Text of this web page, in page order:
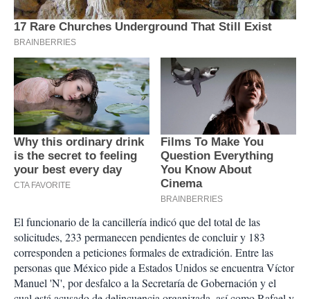
El funcionario de la cancillería indicó que del total de las
solicitudes, 233 permanecen pendientes de concluir y 183
corresponden a peticiones formales de extradición. Entre las
personas que México pide a Estados Unidos se encuentra Víctor
Manuel 'N', por desfalco a la Secretaría de Gobernación y el